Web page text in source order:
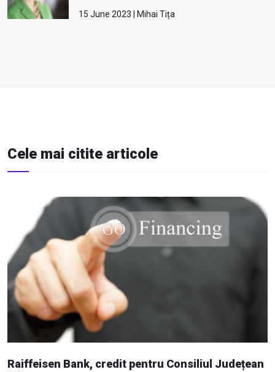
15 June 2023 | Mihai Tița
Cele mai citite articole
Raiffeisen Bank, credit pentru Consiliul Județean